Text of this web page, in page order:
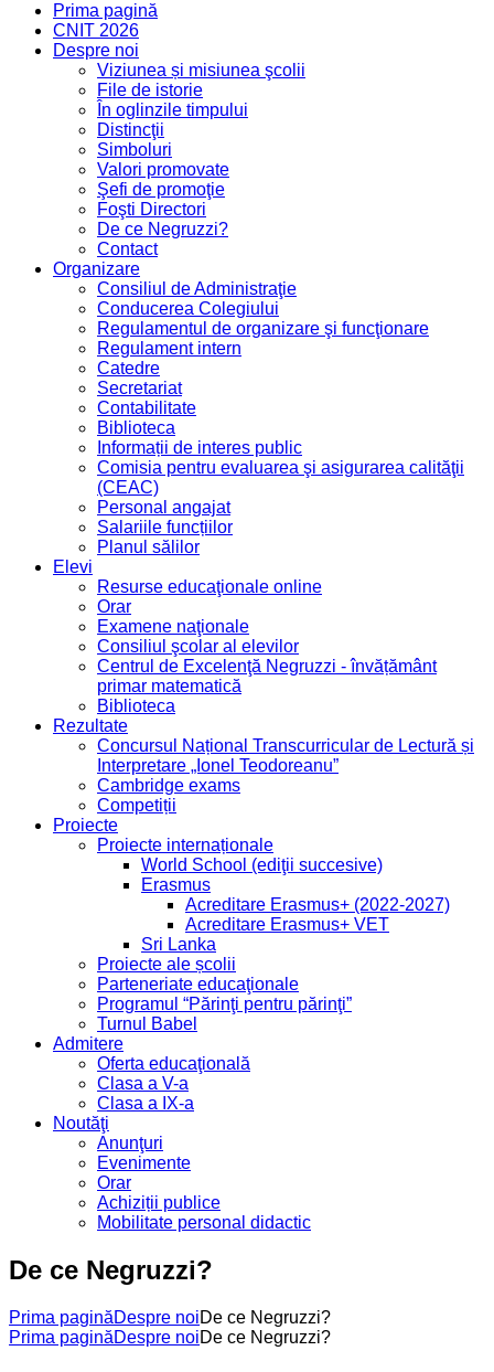
Prima pagină
CNIT 2026
Despre noi
Viziunea și misiunea şcolii
File de istorie
În oglinzile timpului
Distincţii
Simboluri
Valori promovate
Şefi de promoţie
Foşti Directori
De ce Negruzzi?
Contact
Organizare
Consiliul de Administraţie
Conducerea Colegiului
Regulamentul de organizare şi funcţionare
Regulament intern
Catedre
Secretariat
Contabilitate
Biblioteca
Informații de interes public
Comisia pentru evaluarea şi asigurarea calităţii
(CEAC)
Personal angajat
Salariile funcțiilor
Planul sălilor
Elevi
Resurse educaţionale online
Orar
Examene naţionale
Consiliul şcolar al elevilor
Centrul de Excelenţă Negruzzi - învățământ
primar matematică
Biblioteca
Rezultate
Concursul Național Transcurricular de Lectură și
Interpretare „Ionel Teodoreanu”
Cambridge exams
Competiții
Proiecte
Proiecte internaționale
World School (ediţii succesive)
Erasmus
Acreditare Erasmus+ (2022-2027)
Acreditare Erasmus+ VET
Sri Lanka
Proiecte ale școlii
Parteneriate educaţionale
Programul “Părinţi pentru părinţi”
Turnul Babel
Admitere
Oferta educaţională
Clasa a V-a
Clasa a IX-a
Noutăţi
Anunţuri
Evenimente
Orar
Achiziții publice
Mobilitate personal didactic
De ce Negruzzi?
Prima paginăDespre noiDe ce Negruzzi?
Prima paginăDespre noiDe ce Negruzzi?